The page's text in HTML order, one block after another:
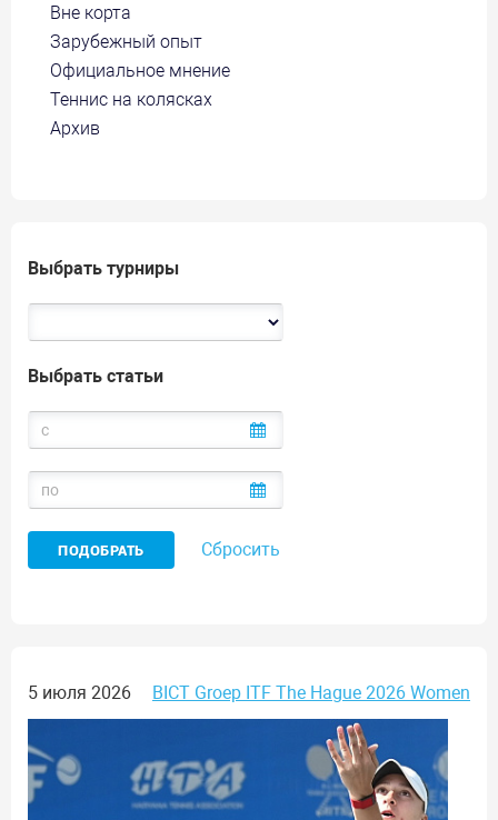
Вне корта
Зарубежный опыт
Официальное мнение
Теннис на колясках
Архив
Выбрать турниры
Выбрать статьи
Сбросить
5 июля 2026 BICT Groep ITF The Hague 2026 Women